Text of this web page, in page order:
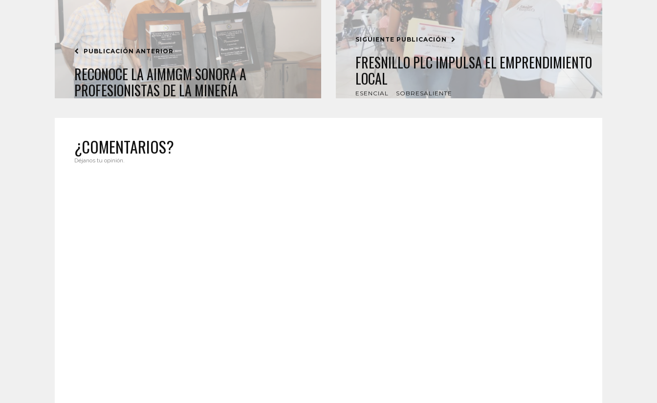
PUBLICACIÓN ANTERIOR
RECONOCE LA AIMMGM SONORA A
PROFESIONISTAS DE LA MINERÍA
SIGUIENTE PUBLICACIÓN
FRESNILLO PLC IMPULSA EL EMPRENDIMIENTO
LOCAL
ESENCIAL SOBRESALIENTE
¿COMENTARIOS?
Déjanos tu opinión.